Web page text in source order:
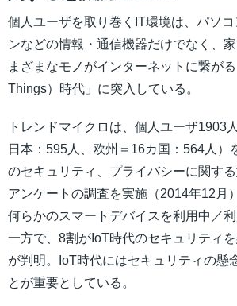
個人ユーザを取り巻くIT環境は、パソ
ンなどの情報・通信機器だけでなく、
まざまなモノがインターネットに繋が
Things）時代」に突入している。
トレンドマイクロは、個人ユーザ1903
日本：595人、欧州＝16カ国：564人）
のセキュリティ、プライバシーに関す
アンケートの調査を実施（2014年12月
何らかのスマートデバイスを利用中／
一方で、8割がIoT時代のセキュリティ
が判明。IoT時代にはセキュリティの懸
とが重要としている。